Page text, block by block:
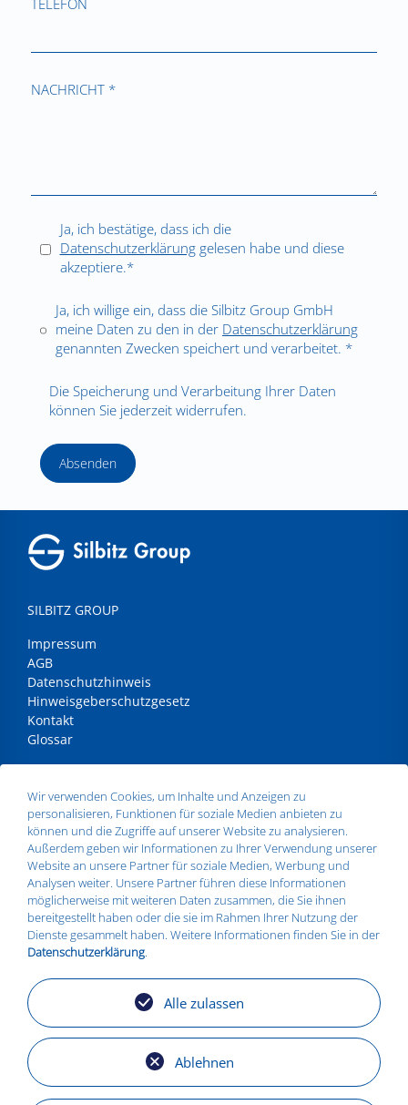
TELEFON
NACHRICHT *
Ja, ich bestätige, dass ich die
Datenschutzerklärunggelesen habe und diese
akzeptiere.*
Ja, ich willige ein, dass die Silbitz Group GmbH
meine Daten zu den in der Datenschutzerklärung
genannten Zwecken speichert und verarbeitet. *
Die Speicherung und Verarbeitung Ihrer Daten
können Sie jederzeit widerrufen.
Absenden
SILBITZ GROUP
Impressum
AGB
Datenschutzhinweis
Hinweisgeberschutzgesetz
Kontakt
Glossar
Silbitz Group GmbH
Dr.- Maruschky - Straße 2
07613 Silbitz
Telefon:+49 36693 579010
E-Mail:info@silbitz-group.com
STANDORTE
Silbitz
Zeitz
Košice
Torgelow
Wir verwenden Cookies, um Inhalte und Anzeigen zu
personalisieren, Funktionen für soziale Medien anbieten zu
können und die Zugriffe auf unserer Website zu analysieren.
Außerdem geben wir Informationen zu Ihrer Verwendung unserer
Website an unsere Partner für soziale Medien, Werbung und
Analysen weiter. Unsere Partner führen diese Informationen
möglicherweise mit weiteren Daten zusammen, die Sie ihnen
bereitgestellt haben oder die sie im Rahmen Ihrer Nutzung der
Dienste gesammelt haben. Weitere Informationen finden Sie in der
Datenschutzerklärung.
Ablehnen
Alle zulassen